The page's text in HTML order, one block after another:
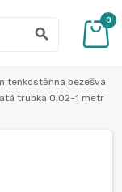
search
0
tenkostěnná bezešvá
trubka 0,02-1 metr